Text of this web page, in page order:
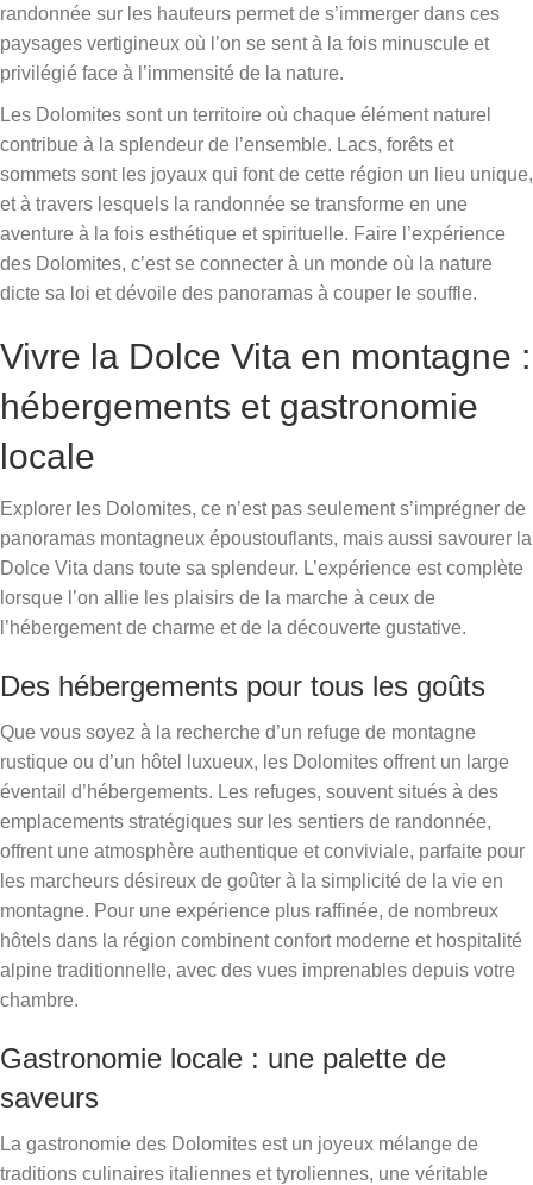
randonnée sur les hauteurs permet de s’immerger dans ces
paysages vertigineux où l’on se sent à la fois minuscule et
privilégié face à l’immensité de la nature.
Les Dolomites sont un territoire où chaque élément naturel
contribue à la splendeur de l’ensemble. Lacs, forêts et
sommets sont les joyaux qui font de cette région un lieu unique,
et à travers lesquels la randonnée se transforme en une
aventure à la fois esthétique et spirituelle. Faire l’expérience
des Dolomites, c’est se connecter à un monde où la nature
dicte sa loi et dévoile des panoramas à couper le souffle.
Vivre la Dolce Vita en montagne :
hébergements et gastronomie
locale
Explorer les Dolomites, ce n’est pas seulement s’imprégner de
panoramas montagneux époustouflants, mais aussi savourer la
Dolce Vita dans toute sa splendeur. L’expérience est complète
lorsque l’on allie les plaisirs de la marche à ceux de
l’hébergement de charme et de la découverte gustative.
Des hébergements pour tous les goûts
Que vous soyez à la recherche d’un refuge de montagne
rustique ou d’un hôtel luxueux, les Dolomites offrent un large
éventail d’hébergements. Les refuges, souvent situés à des
emplacements stratégiques sur les sentiers de randonnée,
offrent une atmosphère authentique et conviviale, parfaite pour
les marcheurs désireux de goûter à la simplicité de la vie en
montagne. Pour une expérience plus raffinée, de nombreux
hôtels dans la région combinent confort moderne et hospitalité
alpine traditionnelle, avec des vues imprenables depuis votre
chambre.
Gastronomie locale : une palette de
saveurs
La gastronomie des Dolomites est un joyeux mélange de
traditions culinaires italiennes et tyroliennes, une véritable